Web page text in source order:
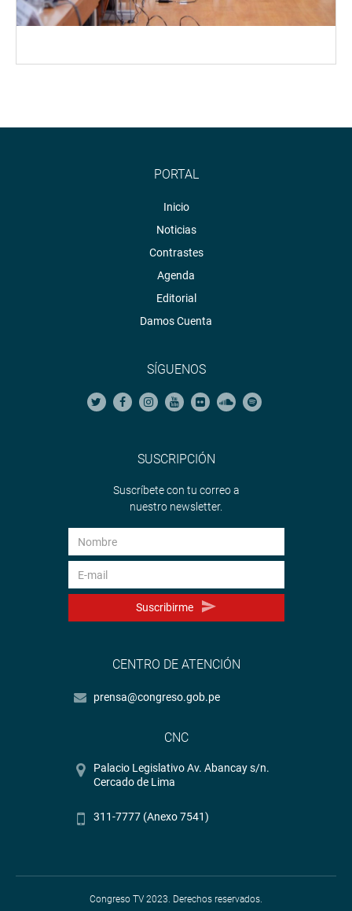
PORTAL
Inicio
Noticias
Contrastes
Agenda
Editorial
Damos Cuenta
SÍGUENOS
SUSCRIPCIÓN
Suscríbete con tu correo a
nuestro newsletter.
Suscribirme
CENTRO DE ATENCIÓN
prensa@congreso.gob.pe
CNC
Palacio Legislativo Av. Abancay s/n.
Cercado de Lima
311-7777 (Anexo 7541)
Congreso TV 2023. Derechos reservados.